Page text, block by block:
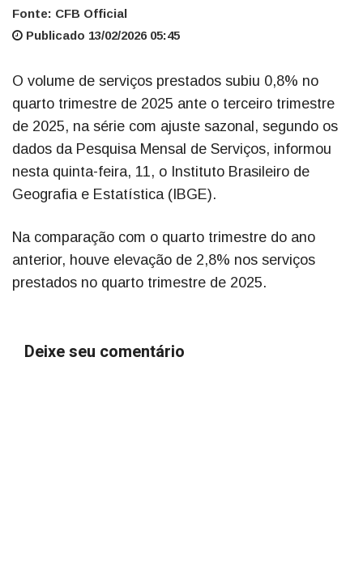
Fonte: CFB Official
Publicado 13/02/2026 05:45
O volume de serviços prestados subiu 0,8% no
quarto trimestre de 2025 ante o terceiro trimestre
de 2025, na série com ajuste sazonal, segundo os
dados da Pesquisa Mensal de Serviços, informou
nesta quinta-feira, 11, o Instituto Brasileiro de
Geografia e Estatística (IBGE).
Na comparação com o quarto trimestre do ano
anterior, houve elevação de 2,8% nos serviços
prestados no quarto trimestre de 2025.
Deixe seu comentário